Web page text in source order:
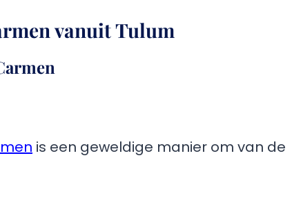
vanuit Tulum
is een geweldige manier om van de